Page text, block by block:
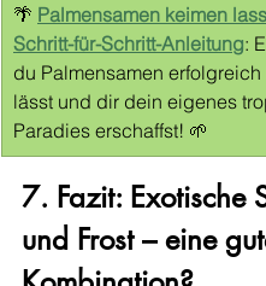
🌴 Palmensamen keimen
Schritt-für-Schritt-Anleitung:
du Palmensamen erfolgreich
lässt und dir dein eigenes
Paradies erschaffst! 🌱
7. Fazit: Exotische
und Frost – eine